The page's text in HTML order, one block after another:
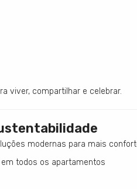
viver, compartilhar e celebrar.
modernas para mais
todos os apartamentos